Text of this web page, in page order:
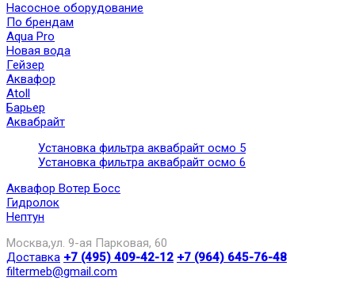
Насосное оборудование
По брендам
Aqua Pro
Новая вода
Гейзер
Аквафор
Atoll
Барьер
Аквабрайт
Установка фильтра аквабрайт осмо 5
Установка фильтра аквабрайт осмо 6
Аквафор Вотер Босс
Гидролок
Нептун
Москва,ул. 9-ая Парковая, 60
Доставка +7 (495) 409-42-12 +7 (964) 645-76-48
filtermeb@gmail.com